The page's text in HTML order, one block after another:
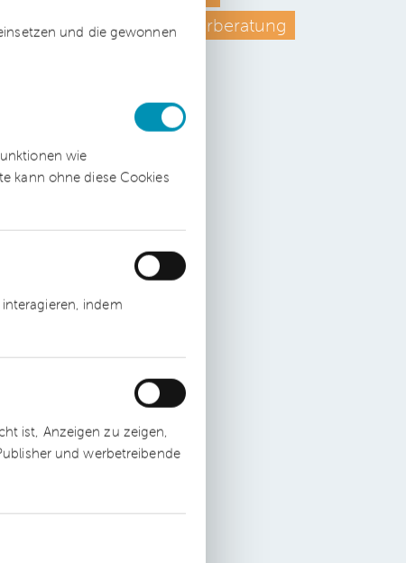
und die gewonnen
wie
kann ohne diese Cookies
indem
ist, Anzeigen zu zeigen,
und werbetreibende
Umsatzsteuerberatung